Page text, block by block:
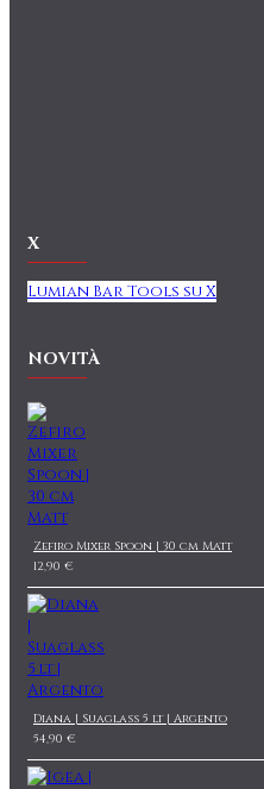
X
Lumian Bar Tools su X
NOVITÀ
Zefiro Mixer Spoon | 30 cm Matt
12,90 €
Diana | Suaglass 5 lt | Argento
54,90 €